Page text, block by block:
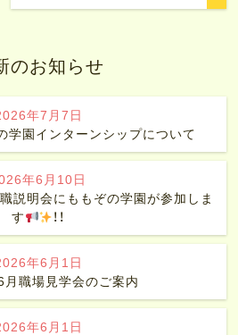
のお知らせ
年7月7日
の学園インターンシップについて
年6月10日
説明会にももぞの学園が参加しま
す
！！
年6月1日
6月職場見学会のご案内
年6月1日